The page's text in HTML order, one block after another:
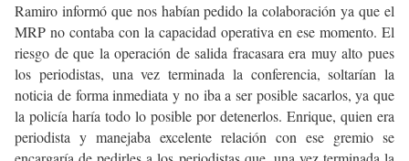
Ramiro informó que nos habían pedido la colaboración ya que el
MRP no contaba con la capacidad operativa en ese momento. El
riesgo de que la operación de salida fracasara era muy alto pues
los periodistas, una vez terminada la conferencia, soltarían la
noticia de forma inmediata y no iba a ser posible sacarlos, ya que
la policía haría todo lo posible por detenerlos. Enrique, quien era
periodista y manejaba excelente relación con ese gremio se